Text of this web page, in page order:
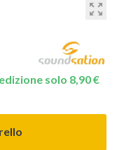
zoom_out_map
solo 8,90 €